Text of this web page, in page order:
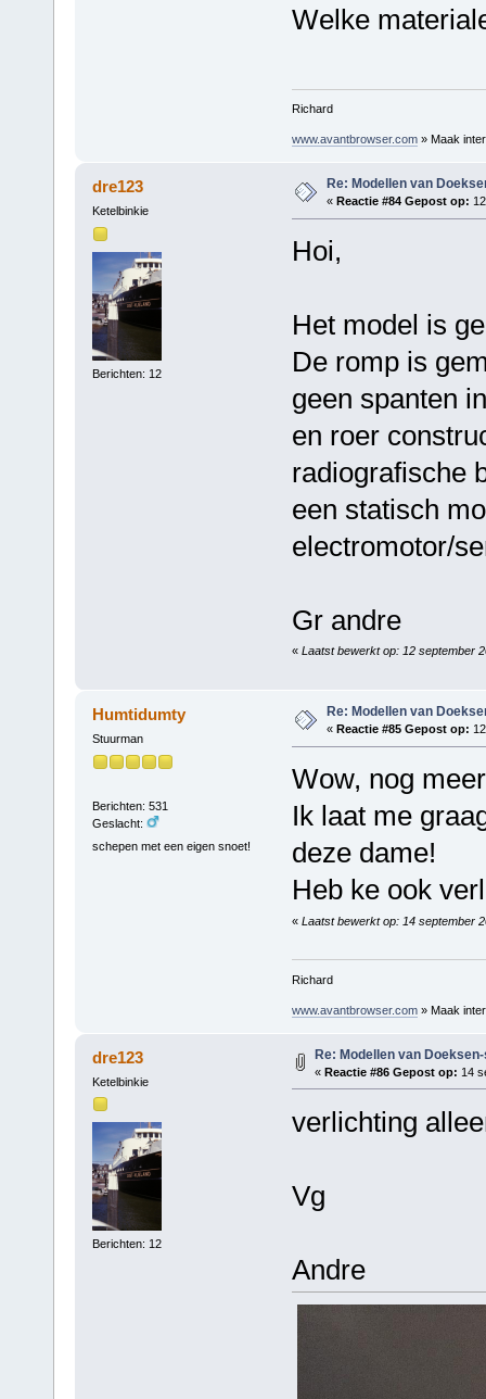
Welke
Richard
www.avantbrowser.com» Maak
dre123
Ketelbinkie
Berichten: 12
Re: Modellen van
« Reactie #84 Gepost op:
Hoi,
Het model is
De romp is
geen spanten
en roer
radiografische
een statisch
electromotor/
Gr andre
« Laatst bewerkt op: 12 september
Humtidumty
Stuurman
Berichten: 531
Geslacht:
schepen met een eigen snoet!
Re: Modellen van
« Reactie #85 Gepost op:
Wow, nog
Ik laat me
deze dame!
Heb ke ook
« Laatst bewerkt op: 14 september
Richard
www.avantbrowser.com» Maak
dre123
Ketelbinkie
Berichten: 12
Re: Modellen van
« Reactie #86 Gepost op: 14
verlichting
Vg
Andre